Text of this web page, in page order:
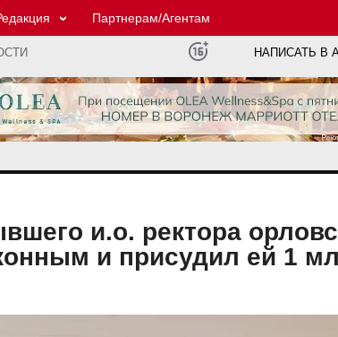
Партнерам/Агентам
НАПИСАТЬ В
и.о. ректора
и присудил ей 1